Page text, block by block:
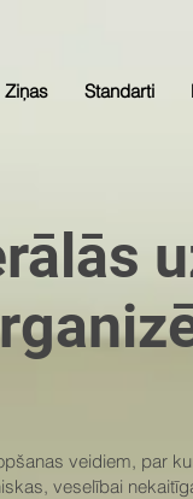
Ziņas Standarti
veidiem, par
veselībai